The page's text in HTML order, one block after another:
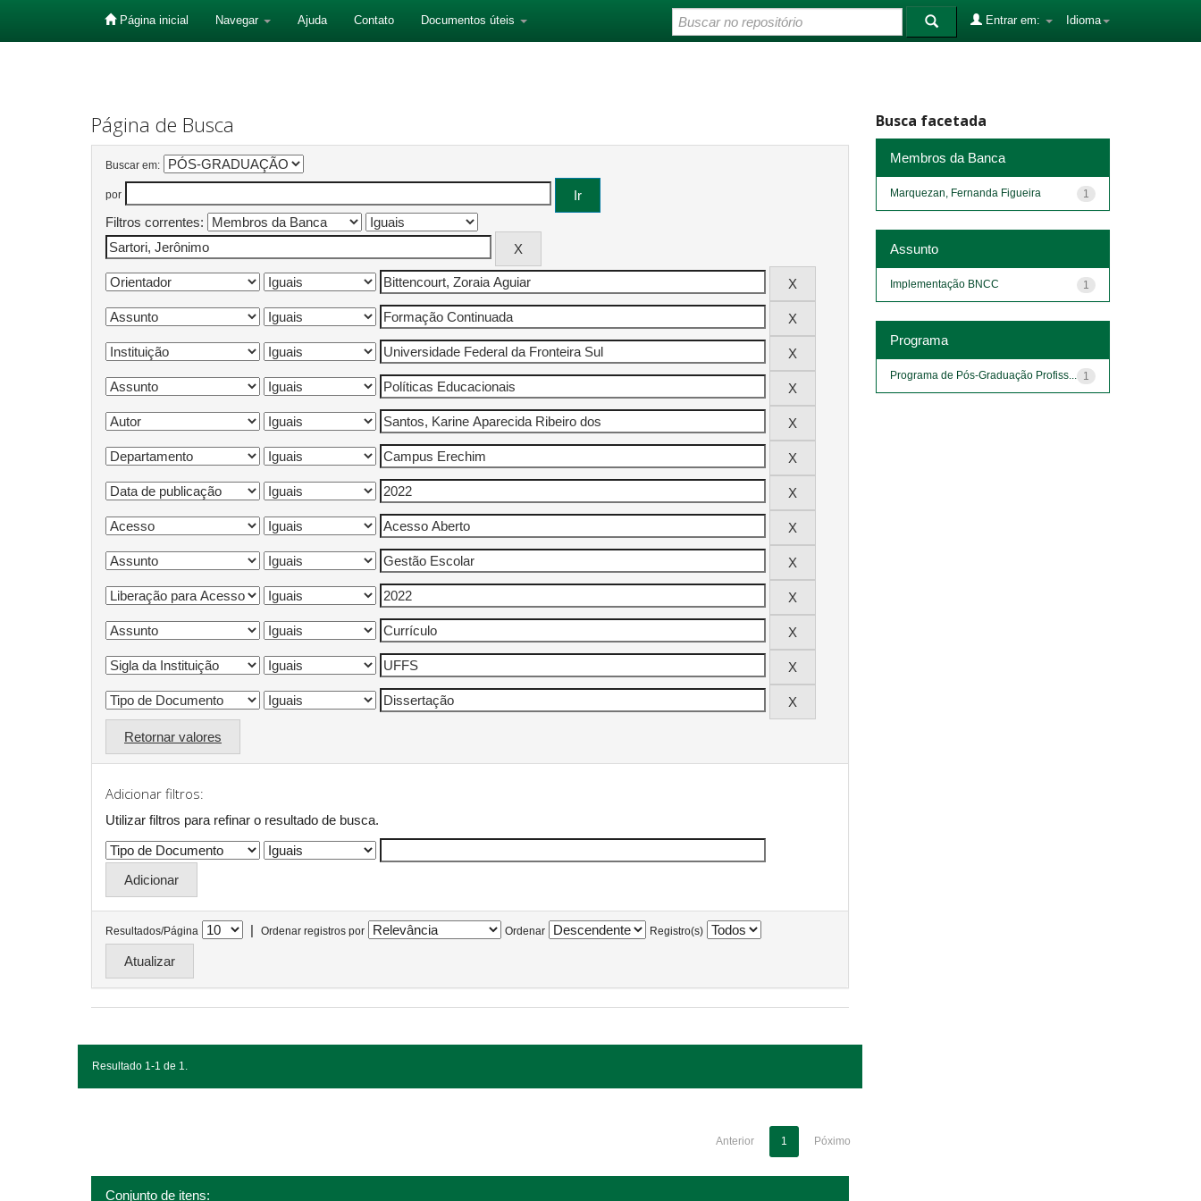
Página inicial Navegar Ajuda Contato Documentos úteis Idioma
Entrar em:
Página de Busca
Buscar em:
por
Filtros correntes:
Retornar valores
Adicionar filtros:
Utilizar filtros para refinar o resultado de busca.
Resultados/Página | Ordenar registros por Ordenar Registro(s)
Resultado 1-1 de 1.
Anterior 1 Póximo
Conjunto de itens:
Busca facetada
Membros da Banca
1
Marquezan, Fernanda Figueira
Assunto
1
Implementação BNCC
Programa
1
Programa de Pós-Graduação Profiss...